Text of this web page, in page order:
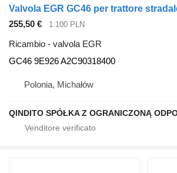
255,50 € 1.100 PLN
Ricambio - valvola EGR
GC46 9E926 A2C90318400
Polonia, Michałów